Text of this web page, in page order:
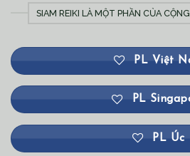
SIAM REIKI LÀ MỘT PHẦN CỦA
PL Việt
PL
PL Úc